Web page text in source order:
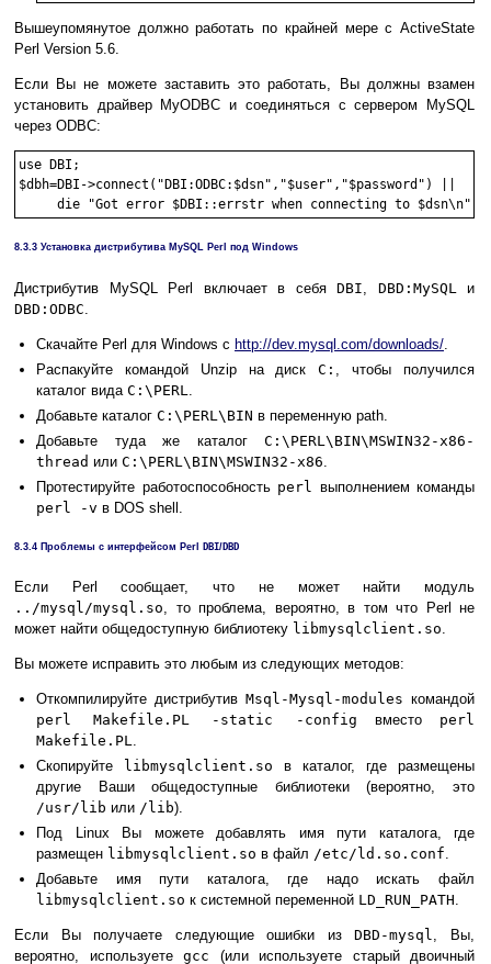
Вышеупомянутое должно работать по крайней мере с ActiveState
Perl Version 5.6.
Если Вы не можете заставить это работать, Вы должны взамен
установить драйвер MyODBC и соединяться с сервером MySQL
через ODBC:
use DBI;
$dbh=DBI->connect("DBI:ODBC:$dsn","$user","$password") ||
8.3.3 Установка дистрибутива MySQL Perl под Windows
Дистрибутив MySQL Perl включает в себя DBI DBD:MySQL
и
DBD:ODBC
Скачайте Perl для Windows с http://dev.mysql.com/downloads/
Распакуйте командой Unzip на дискC:
, чтобы получился
каталог вида C:\PERL
Добавьте каталог C:\PERL\BIN в переменную path.
Добавьте туда же каталог C:\PERL\BIN\MSWIN32-x86-
thread или C:\PERL\BIN\MSWIN32-x86
Протестируйте работоспособность perl
выполнением команды
perl -v в DOS shell.
8.3.4 Проблемы с интерфейсом Perl DBI/ DBD
Если Perl сообщает, что не может найти модуль
../mysql/mysql.so, то проблема, вероятно, в том что Perl не
может найти общедоступную библиотеку libmysqlclient.so.
Вы можете исправить это любым из следующих методов:
Откомпилируйте дистрибутив Msql-Mysql-modules командой
perl Makefile.PL -static -config вместо perl
Makefile.PL.
Скопируйте
libmysqlclient.so в каталог, где размещены
другие Ваши общедоступные библиотеки (вероятно, это
/usr/lib или /lib).
Под Linux Вы можете добавлять имя пути каталога, где
размещен libmysqlclient.so в файл /etc/ld.so.conf.
Добавьте имя пути каталога, где надо искать файл
libmysqlclient.so к системной переменной LD_RUN_PATH.
Если Вы получаете следующие ошибки изDBD-mysql, Вы,
вероятно, используете gcc (или используете старый двоичный